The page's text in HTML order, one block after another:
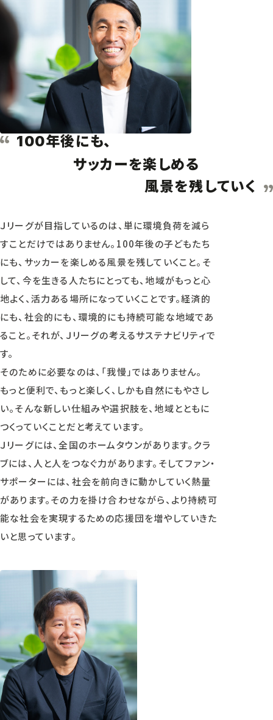
100年後にも、
サッカーを楽しめる
風景を残していく
Ｊリーグが目指しているのは、単に環境負荷を減ら
すことだけではありません。100年後の子どもたち
にも、サッカーを楽しめる風景を残していくこと。そ
して、今を生きる人たちにとっても、地域がもっと心
地よく、活力ある場所になっていくことです。経済的
にも、社会的にも、環境的にも持続可能な地域であ
ること。それが、Ｊリーグの考えるサステナビリティで
す。
そのために必要なのは、「我慢」ではありません。
もっと便利で、もっと楽しく、しかも自然にもやさし
い。そんな新しい仕組みや選択肢を、地域とともに
つくっていくことだと考えています。
Ｊリーグには、全国のホームタウンがあります。クラ
ブには、人と人をつなぐ力があります。そしてファン・
サポーターには、社会を前向きに動かしていく熱量
があります。その力を掛け合わせながら、より持続可
能な社会を実現するための応援団を増やしていきた
いと思っています。